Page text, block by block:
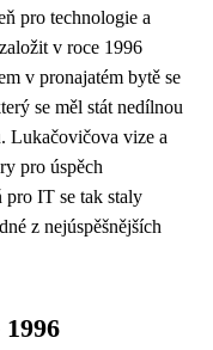
pro technologie a
v roce 1996
v pronajatém bytě se
se měl stát nedílnou
Lukačovičova vize a
pro úspěch
pro IT se tak staly
z nejúspěšnějších